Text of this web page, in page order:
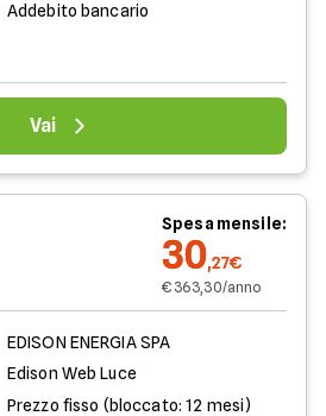
Addebito bancario
Vai
Spesa mensile:
30,27€
€ 363,30/anno
EDISON ENERGIA SPA
Edison Web Luce
Prezzo fisso (bloccato: 12 mesi)